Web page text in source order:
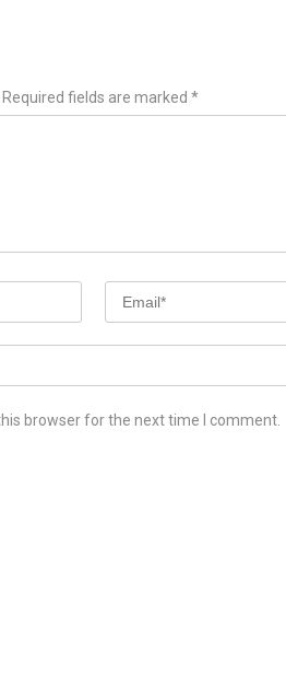
Required fields are marked *
browser for the next time I comment.